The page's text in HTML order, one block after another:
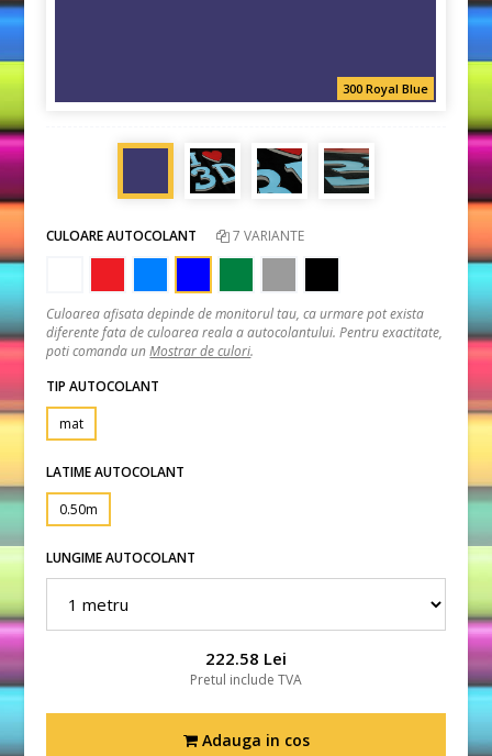
300 Royal Blue
CULOARE AUTOCOLANT 7 VARIANTE
Culoarea afisata depinde de monitorul tau, ca urmare pot exista
diferente fata de culoarea reala a autocolantului. Pentru exactitate,
poti comanda unMostrar de culori.
TIP AUTOCOLANT
mat
LATIME AUTOCOLANT
0.50m
LUNGIME AUTOCOLANT
222.58 Lei
Pretul include TVA
Adauga in cos